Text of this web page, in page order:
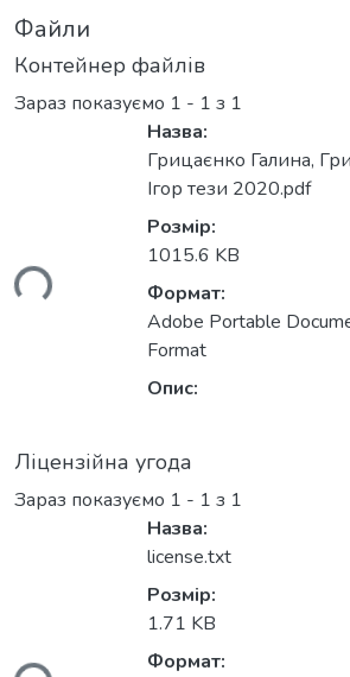
Файли
Контейнер файлів
Зараз показуємо 1 - 1 з 1
Назва:
Грицаєнко Галина,
Ігор тези 2020.pdf
Розмір:
1015.6 KB
Формат:
Adobe Portable
Format
Опис:
Ліцензійна угода
Зараз показуємо 1 - 1 з 1
Назва:
license.txt
Розмір:
1.71 KB
Формат: